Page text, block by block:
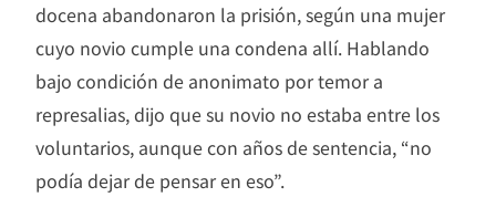
docena abandonaron la prisión, según una mujer
cuyo novio cumple una condena allí. Hablando
bajo condición de anonimato por temor a
represalias, dijo que su novio no estaba entre los
voluntarios, aunque con años de sentencia, “no
podía dejar de pensar en eso”.